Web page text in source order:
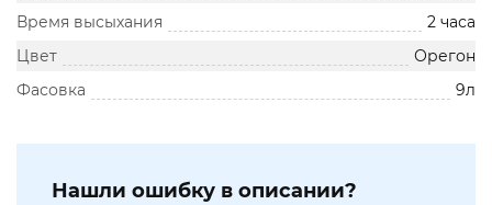
Время высыхания
2 часа
Цвет
Орегон
Фасовка
9л
Нашли ошибку в описании?